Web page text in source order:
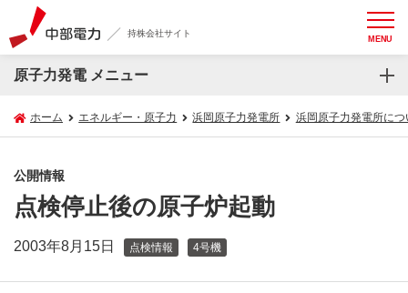
持株会社サイト MENU
原子力発電 メニュー
ホーム エネルギー・原子力 浜岡原子力発電所 浜岡原子力発電所につ
公開情報
点検停止後の原子炉起動
2003年8月15日 点検情報 4号機